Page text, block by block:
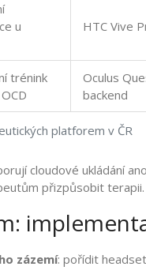
platforem v ČR
u
HTC Vive
trénink
Oculus
backend
cloudové ukládání
přizpůsobit terapii.
zázemí: pořídit